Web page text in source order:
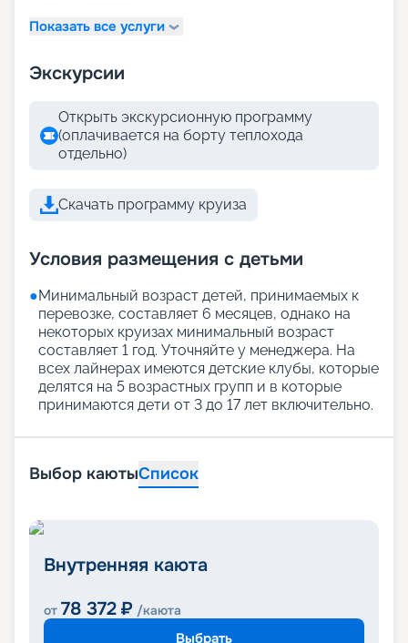
Показать все услуги
Экскурсии
Открыть экскурсионную программу
(оплачивается на борту теплохода
отдельно)
Скачать программу круиза
Условия размещения с детьми
●Минимальный возраст детей, принимаемых к
перевозке, составляет 6 месяцев, однако на
некоторых круизах минимальный возраст
составляет 1 год. Уточняйте у менеджера. На
всех лайнерах имеются детские клубы, которые
делятся на 5 возрастных групп и в которые
принимаются дети от 3 до 17 лет включительно.
Выбор каютыСписок
Внутренняя каюта
от 78 372 ₽ /каюта
Выбрать